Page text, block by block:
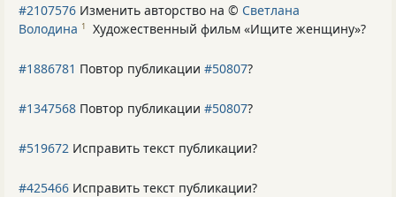
#2107576 Изменить авторство на © Светлана
Володина 1 Художественный фильм «Ищите женщину»?
#1886781 Повтор публикации #50807?
#1347568 Повтор публикации #50807?
#519672 Исправить текст публикации?
#425466 Исправить текст публикации?